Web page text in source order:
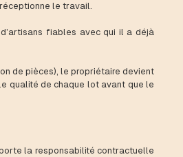
le travail.
fiables avec qui il a déjà
de pièces), le propriétaire devient
qualité de chaque lot avant que le
la responsabilité contractuelle